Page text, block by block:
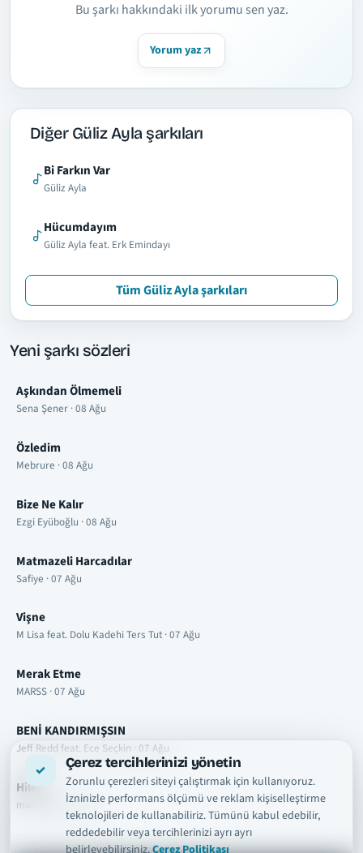
Çerez tercihlerinizi yönetin
Zorunlu çerezleri siteyi çalıştırmak için kullanıyoruz.
İzninizle performans ölçümü ve reklam kişiselleştirme
teknolojileri de kullanabiliriz. Tümünü kabul edebilir,
reddedebilir veya tercihlerinizi ayrı ayrı
Bu şarkı hakkındaki ilk yorumu sen yaz.
Yorum yaz
Diğer Güliz Ayla şarkıları
Bi Farkın Var
Güliz Ayla
Hücumdayım
Güliz Ayla feat. Erk Emindayı
Tüm Güliz Ayla şarkıları
Yeni şarkı sözleri
Aşkından Ölmemeli
Sena Şener · 08 Ağu
Özledim
Mebrure · 08 Ağu
Bize Ne Kalır
Ezgi Eyüboğlu · 08 Ağu
Matmazeli Harcadılar
Safiye · 07 Ağu
Vişne
M Lisa feat. Dolu Kadehi Ters Tut · 07 Ağu
Merak Etme
MARSS · 07 Ağu
BENİ KANDIRMIŞSIN
Jeff Redd feat. Ece Seçkin · 07 Ağu
Hileli
manifest · 07 Ağu